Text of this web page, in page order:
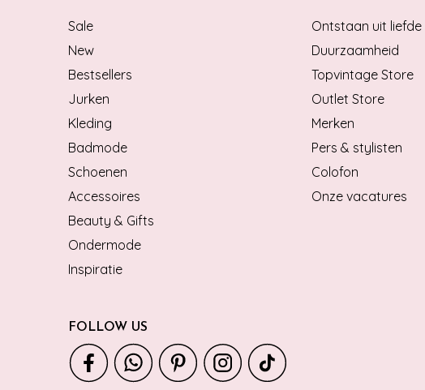
Sale
New
Bestsellers
Jurken
Kleding
Badmode
Schoenen
Accessoires
Beauty & Gifts
Ondermode
Inspiratie
Ontstaan uit liefde
Duurzaamheid
Topvintage Store
Outlet Store
Merken
Pers & stylisten
Colofon
Onze vacatures
FOLLOW US